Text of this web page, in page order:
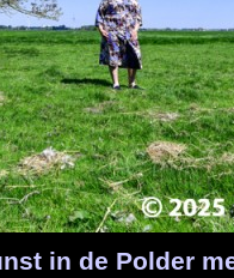
in de Polder